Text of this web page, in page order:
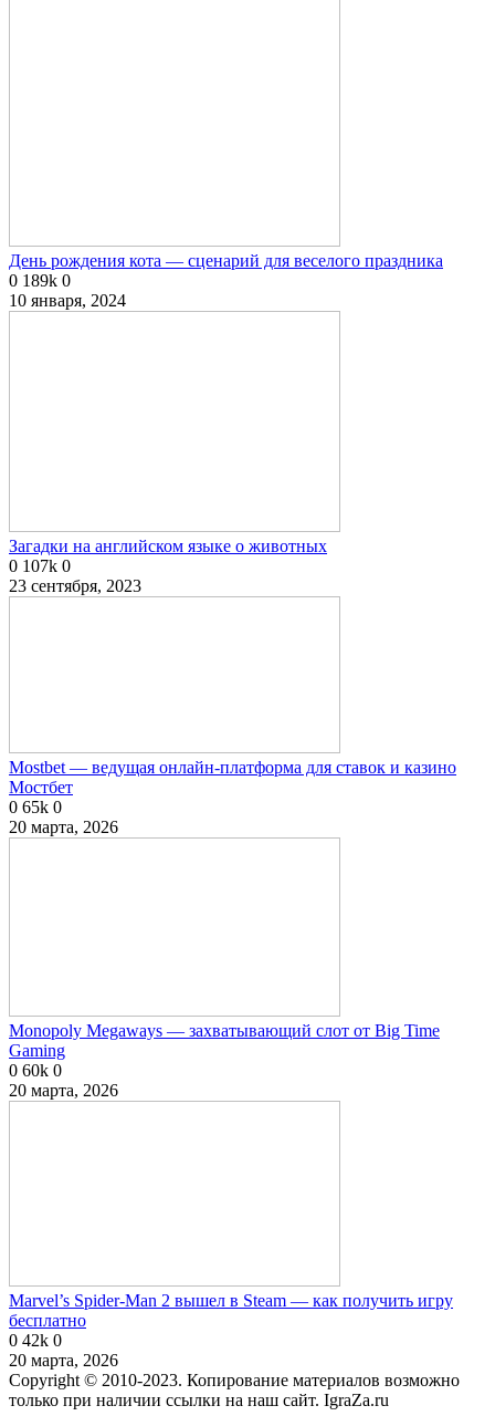
День рождения кота — сценарий для веселого праздника
0 189k 0
10 января, 2024
Загадки на английском языке о животных
0 107k 0
23 сентября, 2023
Mostbet — ведущая онлайн-платформа для ставок и казино
Мостбет
0 65k 0
20 марта, 2026
Monopoly Megaways — захватывающий слот от Big Time
Gaming
0 60k 0
20 марта, 2026
Marvel’s Spider-Man 2 вышел в Steam — как получить игру
бесплатно
0 42k 0
20 марта, 2026
Copyright © 2010-2023. Копирование материалов возможно
только при наличии ссылки на наш сайт. IgraZa.ru